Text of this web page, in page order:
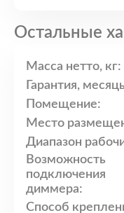
Остальные
Масса нетто, кг:
Гарантия,
Помещение:
Место
Диапазон
Возможность
подключения
диммера:
Способ